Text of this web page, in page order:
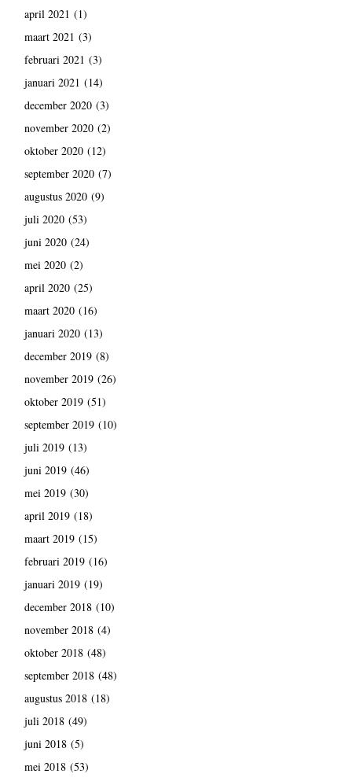
april 2021 (1)
maart 2021 (3)
februari 2021 (3)
januari 2021 (14)
december 2020(3)
november 2020(2)
oktober 2020(12)
september 2020(7)
augustus 2020(9)
juli 2020(53)
juni 2020(24)
mei 2020(2)
april 2020(25)
maart 2020(16)
januari 2020(13)
december 2019(8)
november 2019(26)
oktober 2019(51)
september 2019(10)
juli 2019(13)
juni 2019(46)
mei 2019(30)
april 2019(18)
maart 2019(15)
februari 2019(16)
januari 2019(19)
december 2018(10)
november 2018(4)
oktober 2018(48)
september 2018(48)
augustus 2018(18)
juli 2018(49)
juni 2018(5)
mei 2018(53)